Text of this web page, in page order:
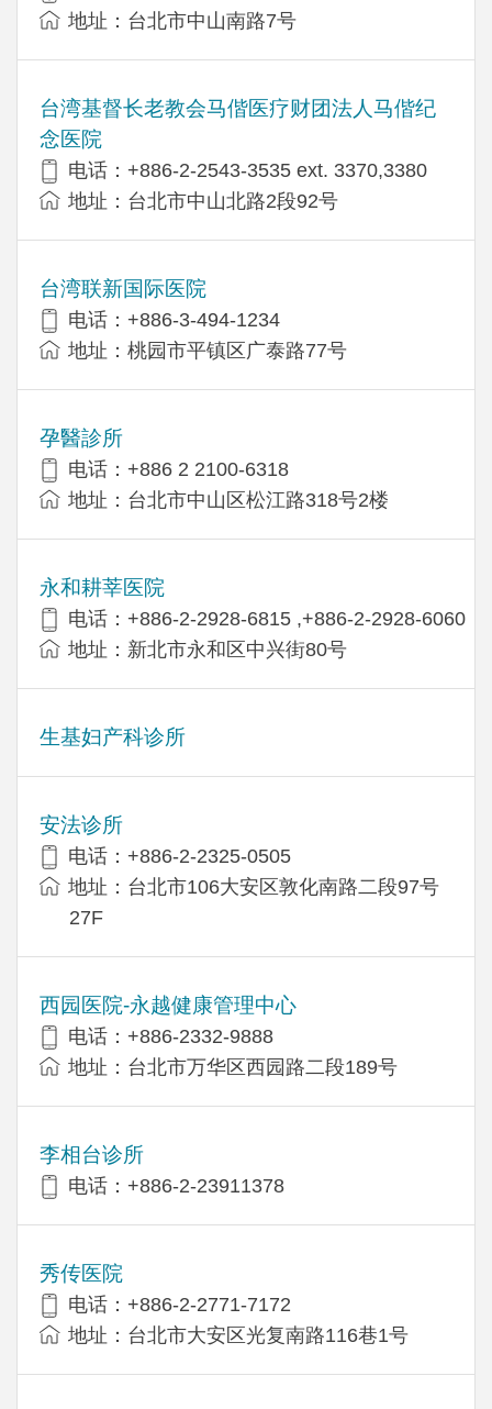
地址：台北市中山南路7号
台湾基督长老教会马偕医疗财团法人马偕纪
念医院
电话：+886-2-2543-3535 ext. 3370,3380
地址：台北市中山北路2段92号
台湾联新国际医院
电话：+886-3-494-1234
地址：桃园市平镇区广泰路77号
孕醫診所
电话：+886 2 2100-6318
地址：台北市中山区松江路318号2楼
永和耕莘医院
电话：+886-2-2928-6815 ,+886-2-2928-6060
地址：新北市永和区中兴街80号
生基妇产科诊所
安法诊所
电话：+886-2-2325-0505
地址：台北市106大安区敦化南路二段97号
27F
西园医院-永越健康管理中心
电话：+886-2332-9888
地址：台北市万华区西园路二段189号
李相台诊所
电话：+886-2-23911378
秀传医院
电话：+886-2-2771-7172
地址：台北市大安区光复南路116巷1号